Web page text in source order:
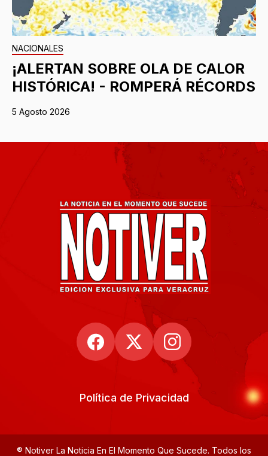
NACIONALES
¡ALERTAN SOBRE OLA DE CALOR
HISTÓRICA! - ROMPERÁ RÉCORDS
5 Agosto 2026
Política de Privacidad
® Notiver La Noticia En El Momento Que Sucede. Todos los